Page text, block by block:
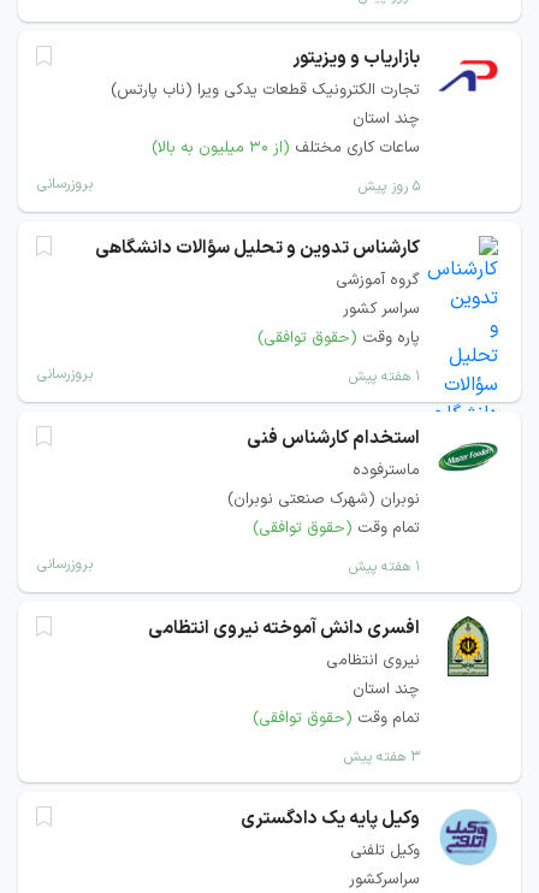
بازاریاب و ویزیتور
تجارت الکترونیک قطعات یدکی ویرا (ناب پارتس)
چند استان
ساعات کاری مختلف (از ۳۰ میلیون به بالا)
۵ روز پیش بروزرسانی
کارشناس تدوین و تحلیل سؤالات دانشگاهی
گروه آموزشی
سراسر کشور
پاره وقت (حقوق توافقی)
۱ هفته پیش بروزرسانی
استخدام کارشناس فنی
ماسترفوده
نوبران (شهرک صنعتی نوبران)
تمام وقت (حقوق توافقی)
۱ هفته پیش بروزرسانی
افسری دانش آموخته نیروی انتظامی
نیروی انتظامی
چند استان
تمام وقت (حقوق توافقی)
۳ هفته پیش
وکیل پایه یک دادگستری
وکیل تلفنی
سراسرکشور